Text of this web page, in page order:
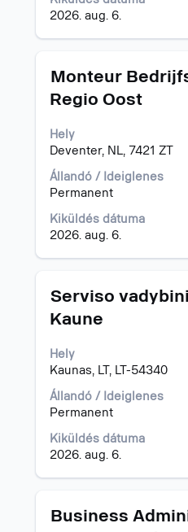
2026. aug. 6.
Cím
Monteur
Regio Oost
Hely
Deventer, NL, 7421 ZT
Állandó / Ideiglenes
Permanent
Kiküldés dátuma
2026. aug. 6.
Jelölje
a
billentyűvel
az
állásinformáció
teljes
megtekintéséhez.
Cím
Serviso
Kaune
Hely
Kaunas, LT, LT-54340
Állandó / Ideiglenes
Permanent
Kiküldés dátuma
2026. aug. 6.
Jelölje
a
billentyűvel
az
állásinformáció
teljes
megtekintéséhez.
Cím
Business
Jelölje